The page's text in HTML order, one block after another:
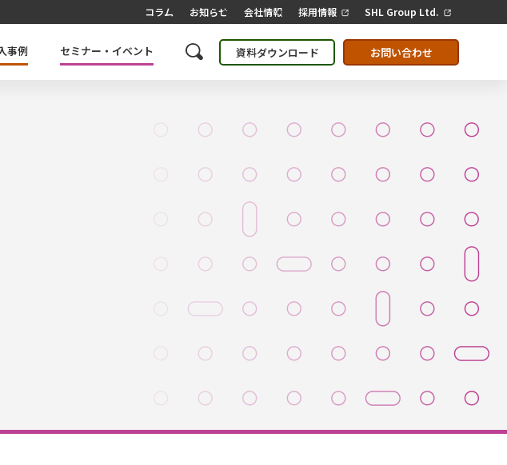
コラム お知らせ 会社情報 採用情報 SHL Group Ltd.
事例 セミナー・イベント 資料ダウンロード お問い合わせ